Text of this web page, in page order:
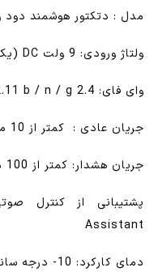
مدل : دتکتور هوشمند دود
ولتاژ ورودی: 9 ولت DC (یک عدد باتری 9 ولت کتابی )
وای فای: IEEE 802.11 b / n / g 2.4 گیگاهرتز
جریان عادی : کمتر از 10 میلی آمپر
جریان هشدار: کمتر از 100 میلی آمپر
Assistant
دمای کارکرد: 10- درجه سانتیگراد تا 50+ درجه سانتیگراد